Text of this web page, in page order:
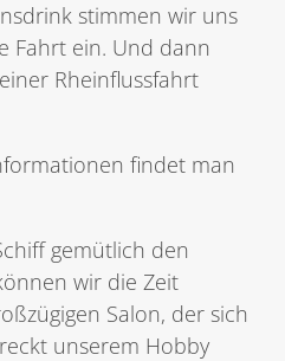
stimmen wir uns
Fahrt ein. Und dann
Rheinflussfahrt
findet man
gemütlich den
wir die Zeit
Salon, der sich
unserem Hobby